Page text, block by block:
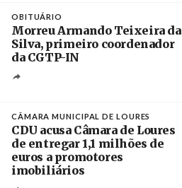
OBITUÁRIO
Morreu Armando Teixeira da
Silva, primeiro coordenador
da CGTP-IN
CÂMARA MUNICIPAL DE LOURES
CDU acusa Câmara de Loures
de entregar 1,1 milhões de
euros a promotores
imobiliários